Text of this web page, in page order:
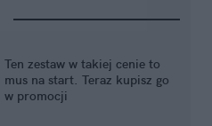
Ten zestaw w takiej cenie to
mus na start. Teraz kupisz go
w promocji